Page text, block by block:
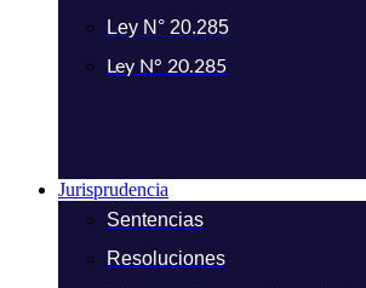
Ley N° 20.285
Ley N° 20.285
Jurisprudencia
Sentencias
Resoluciones